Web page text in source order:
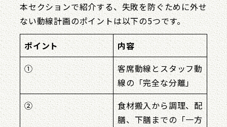
本セクションで紹介する、失敗を防ぐために外せ
ない動線計画のポイントは以下の5つです。
ポイント
内容
①
客席動線とスタッフ動
線の「完全な分離」
②
食材搬入から調理、配
膳、下膳までの「一方